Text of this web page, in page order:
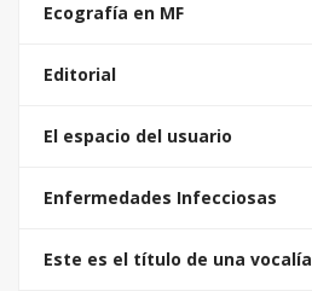
Ecografía en MF
Editorial
El espacio del usuario
Enfermedades Infecciosas
Este es el título de una vocalía